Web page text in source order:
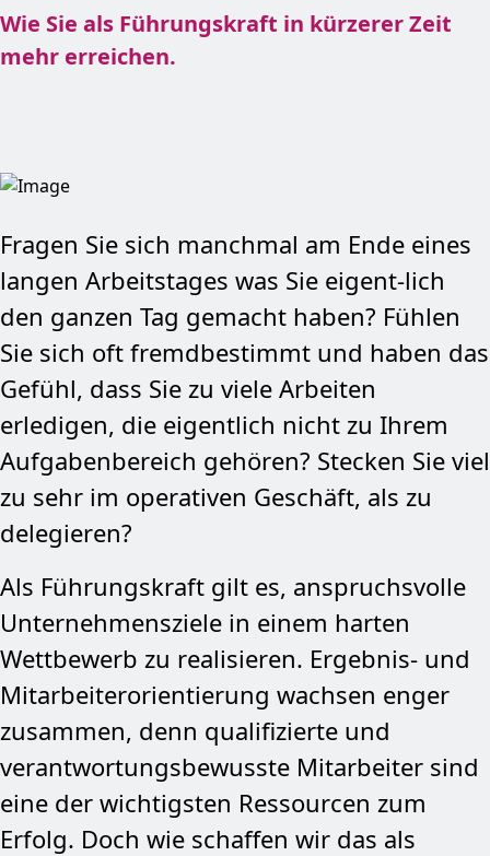
Wie Sie als Führungskraft in kürzerer Zeit
mehr erreichen.
Fragen Sie sich manchmal am Ende eines
langen Arbeitstages was Sie eigent-lich
den ganzen Tag gemacht haben? Fühlen
Sie sich oft fremdbestimmt und haben das
Gefühl, dass Sie zu viele Arbeiten
erledigen, die eigentlich nicht zu Ihrem
Aufgabenbereich gehören? Stecken Sie viel
zu sehr im operativen Geschäft, als zu
delegieren?
Als Führungskraft gilt es, anspruchsvolle
Unternehmensziele in einem harten
Wettbewerb zu realisieren. Ergebnis- und
Mitarbeiterorientierung wachsen enger
zusammen, denn qualifizierte und
verantwortungsbewusste Mitarbeiter sind
eine der wichtigsten Ressourcen zum
Erfolg. Doch wie schaffen wir das als